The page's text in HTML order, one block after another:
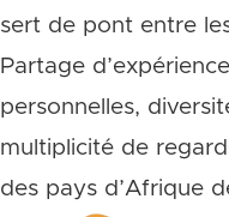
sert de pont entre
Partage
personnelles,
multiplicité de
des pays d’Afrique